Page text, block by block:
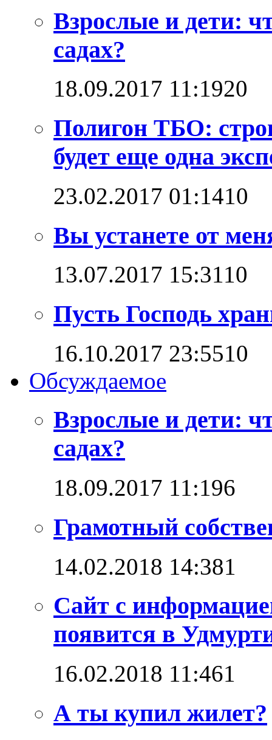
Взрослые и дети:
садах?
18.09.2017 11:1920
Полигон ТБО:
будет еще одна
23.02.2017 01:1410
Вы устанете от
13.07.2017 15:3110
Пусть Господь
16.10.2017 23:5510
Обсуждаемое
Взрослые и дети:
садах?
18.09.2017 11:196
Грамотный
14.02.2018 14:381
Сайт с
появится в
16.02.2018 11:461
А ты купил жилет?